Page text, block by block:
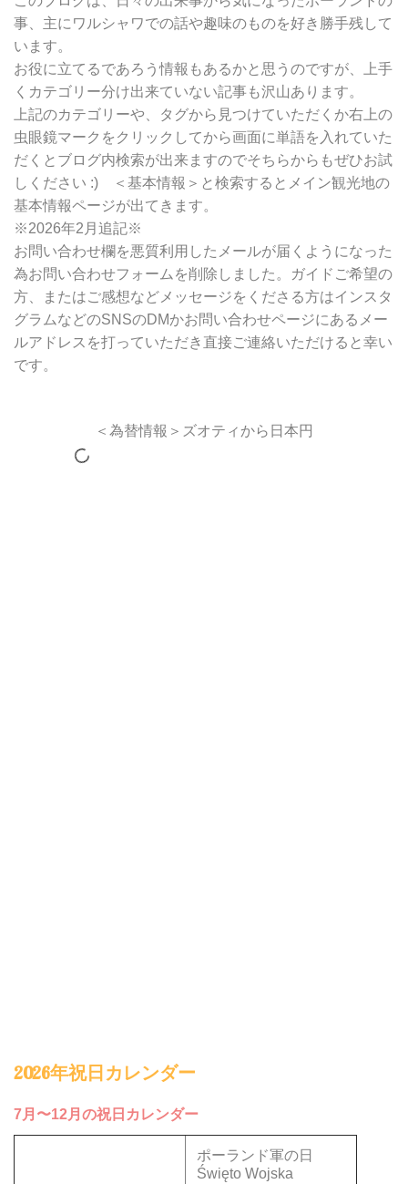
検
索
事、主にワルシャワでの話や趣味のものを好き勝手残して
います。
お役に立てるであろう情報もあるかと思うのですが、上手
くカテゴリー分け出来ていない記事も沢山あります。
上記のカテゴリーや、タグから見つけていただくか右上の
虫眼鏡マークをクリックしてから画面に単語を入れていた
だくとブログ内検索が出来ますのでそちらからもぜひお試
しください :) ＜基本情報＞と検索するとメイン観光地の
基本情報ページが出てきます。
※2026年2月追記※
お問い合わせ欄を悪質利用したメールが届くようになった
為お問い合わせフォームを削除しました。ガイドご希望の
方、またはご感想などメッセージをくださる方はインスタ
グラムなどのSNSのDMかお問い合わせページにあるメー
ルアドレスを打っていただき直接ご連絡いただけると幸い
です。
＜為替情報＞ズオティから日本円
2026年祝日カレンダー
7月〜12月の祝日カレンダー
ポーランド軍の日
Święto Wojska